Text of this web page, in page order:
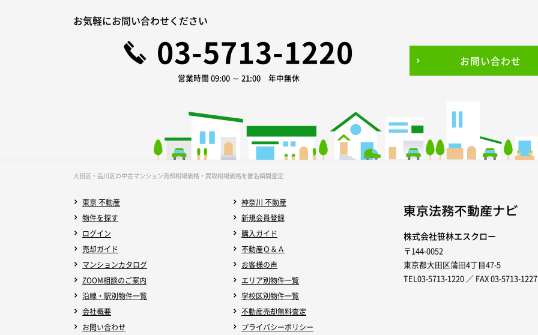
お気軽にお問い合わせください
03-5713-1220
営業時間 09:00 ～ 21:00 年中無休
お問い合わせ
大田区・品川区の中古マンション売却相場価格・買取相場価格を匿名瞬間査定
東京 不動産
神奈川 不動産
物件を探す
新規会員登録
ログイン
購入ガイド
売却ガイド
不動産Ｑ＆Ａ
マンションカタログ
お客様の声
ZOOM相談のご案内
エリア別物件一覧
沿線・駅別物件一覧
学校区別物件一覧
会社概要
不動産売却無料査定
お問い合わせ
プライバシーポリシー
株式会社笹林エスクロー
〒144-0052
東京都大田区蒲田4丁目47-5
TEL03-5713-1220 ／ FAX 03-5713-1227